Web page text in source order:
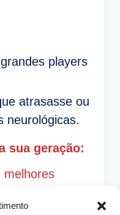
players
atrasasse ou
neurológicas.
sua geração:
melhores